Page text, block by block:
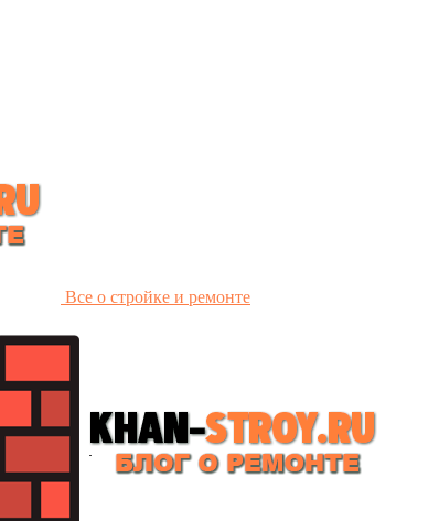
Все о стройке и ремонте